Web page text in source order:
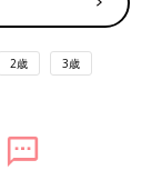
ち、残った縦糸
2歳 3歳